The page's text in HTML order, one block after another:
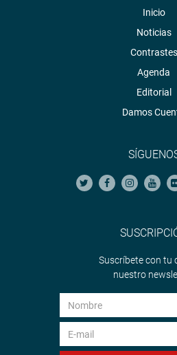
Inicio
Noticias
Contrastes
Agenda
Editorial
Damos
Suscríbete con tu
nuestro